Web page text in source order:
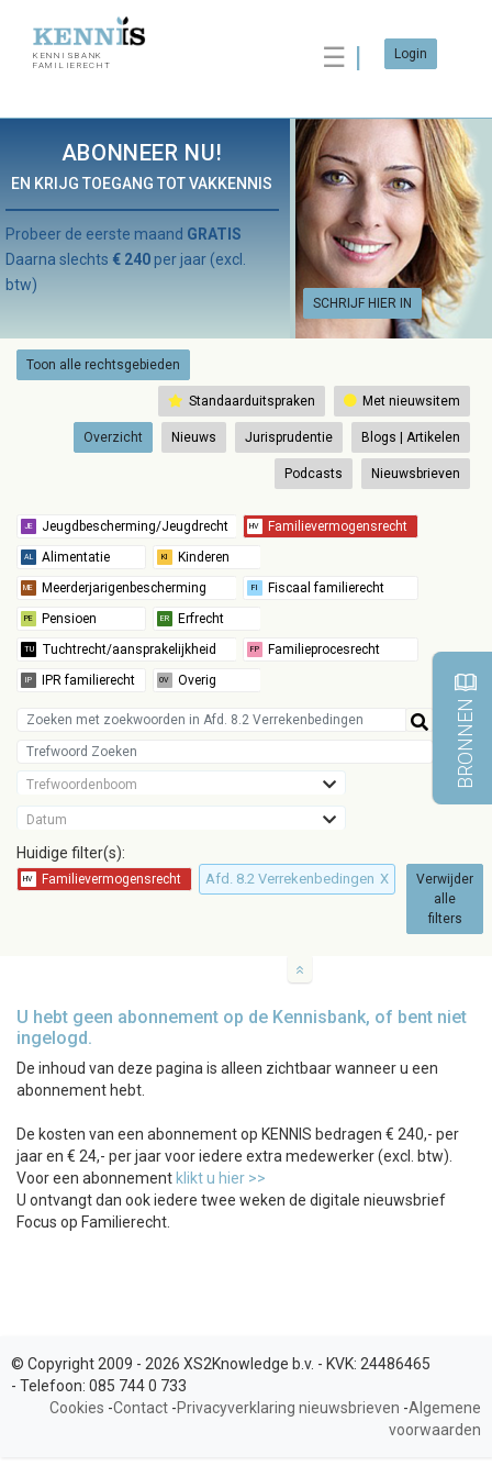
KENNISBANK
FAMILIERECHT
☰ Login
ABONNEER NU!
EN KRIJG TOEGANG TOT VAKKENNIS
SCHRIJF HIER IN
Probeer de eerste maand GRATIS
Daarna slechts € 240 per jaar (excl.
btw)
Toon alle rechtsgebieden
Standaarduitspraken Met nieuwsitem
Overzicht Nieuws Jurisprudentie Blogs | Artikelen
Podcasts Nieuwsbrieven
Trefwoordenboom
Datum
Huidige filter(s):
Afd. 8.2 Verrekenbedingen X
Verwijder
alle
filters
U hebt geen abonnement op de Kennisbank, of bent niet
ingelogd.
De inhoud van deze pagina is alleen zichtbaar wanneer u een
abonnement hebt.
De kosten van een abonnement op KENNIS bedragen € 240,- per
jaar en € 24,- per jaar voor iedere extra medewerker (excl. btw).
Voor een abonnement klikt u hier >>
U ontvangt dan ook iedere twee weken de digitale nieuwsbrief
Focus op Familierecht.
BRONNEN
© Copyright 2009 - 2026 XS2Knowledge b.v. - KVK: 24486465
- Telefoon: 085 744 0 733
Cookies -Contact -Privacyverklaring nieuwsbrieven -Algemene
voorwaarden